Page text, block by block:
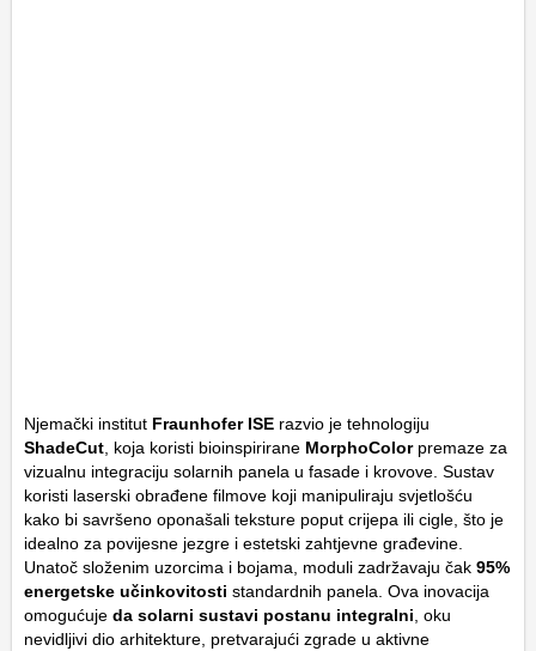
Njemački institut Fraunhofer ISE razvio je tehnologiju
ShadeCut , koja koristi bioinspirirane MorphoColorpremaze za
vizualnu integraciju solarnih panela u fasade i krovove. Sustav
koristi laserski obrađene filmove koji manipuliraju svjetlošću
kako bi savršeno oponašali teksture poput crijepa ili cigle, što je
idealno za povijesne jezgre i estetski zahtjevne građevine.
Unatoč složenim uzorcima i bojama, moduli zadržavaju čak 95%
energetske učinkovitosti standardnih panela. Ova inovacija
omogućuje da solarni sustavi postanu integralni , oku
nevidljivi dio arhitekture, pretvarajući zgrade u aktivne